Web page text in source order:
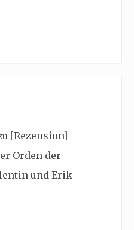
[Rezension]
Orden der
und Erik